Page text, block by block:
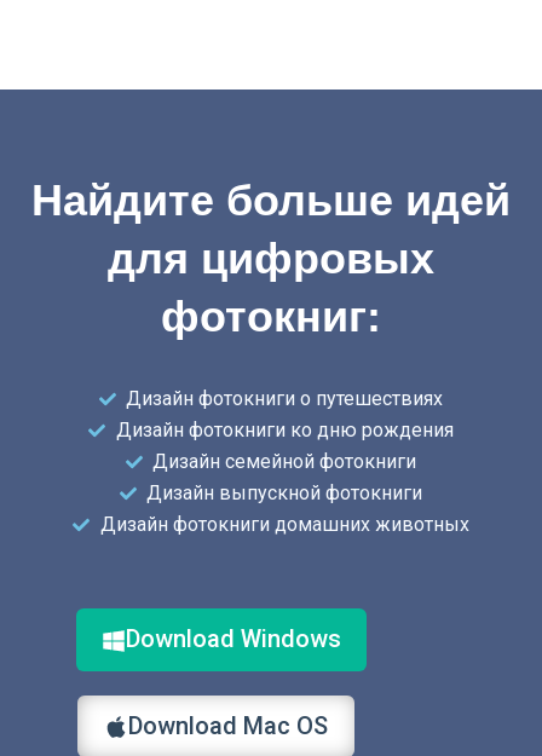
Найдите больше идей
для цифровых
фотокниг:
Дизайн фотокниги о путешествиях
Дизайн фотокниги ко дню рождения
Дизайн семейной фотокниги
Дизайн выпускной фотокниги
Дизайн фотокниги домашних животных
Download Windows
Download Mac OS